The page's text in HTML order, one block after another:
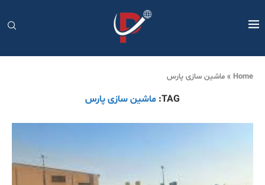
Home
» ماشین سازی پارس
TAG: ماشین سازی پارس